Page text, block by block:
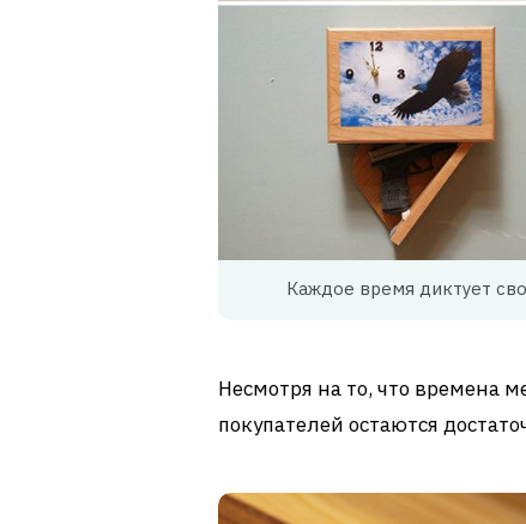
Каждое время диктует
Несмотря на то, что времена
покупателей остаются